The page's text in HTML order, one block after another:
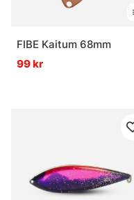
FIBE Kaitum 68mm
99 kr